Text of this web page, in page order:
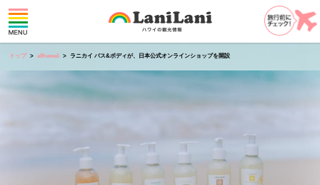
トップ allhawaii ラニカイ バス&ボディが、日本公式オンラインショップを開設